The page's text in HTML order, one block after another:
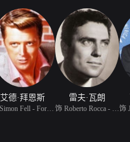
艾德·拜恩斯 雷夫·瓦朗